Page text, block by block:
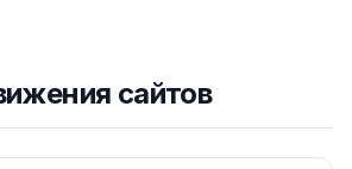
сайтов